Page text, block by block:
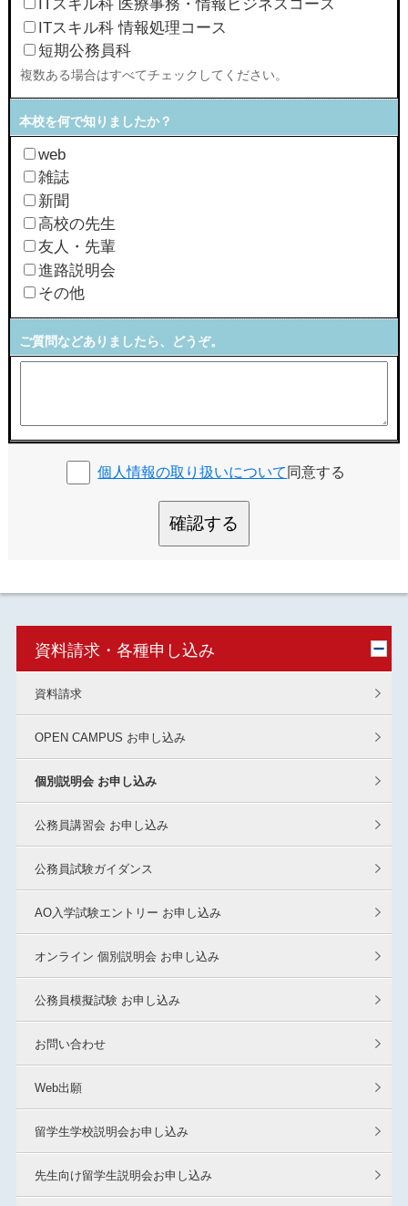
ITスキル科 医療事務・情報ビジネスコース
ITスキル科 情報処理コース
短期公務員科
複数ある場合はすべてチェックしてください。
本校を何で知りましたか？
web
雑誌
新聞
高校の先生
友人・先輩
進路説明会
その他
ご質問などありましたら、どうぞ。
個人情報の取り扱いについて同意する
確認する
資料請求・各種申し込み
資料請求
OPEN CAMPUS お申し込み
個別説明会 お申し込み
公務員講習会 お申し込み
公務員試験ガイダンス
AO入学試験エントリー お申し込み
オンライン 個別説明会 お申し込み
公務員模擬試験 お申し込み
お問い合わせ
Web出願
留学生学校説明会お申し込み
先生向け留学生説明会お申し込み